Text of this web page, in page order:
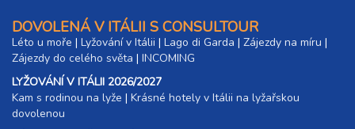
DOVOLENÁ V ITÁLII S CONSULTOUR
Léto u moře | Lyžování v Itálii | Lago di Garda | Zájezdy na míru |
Zájezdy do celého světa | INCOMING
LYŽOVÁNÍ V ITÁLII 2026/2027
Kam s rodinou na lyže |​ Krásné hotely v Itálii na lyžařskou
dovolenou